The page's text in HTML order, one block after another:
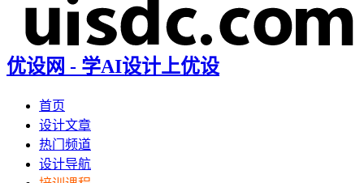
优设网 - 学AI设计上优设
首页
设计文章
热门频道
设计导航